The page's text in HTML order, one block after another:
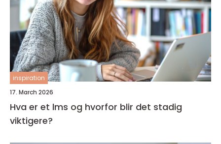
inspiration
17. March 2026
Hva er et lms og hvorfor blir det stadig
viktigere?